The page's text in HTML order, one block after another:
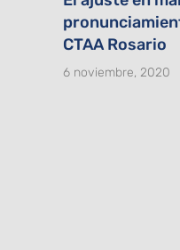
CTAA Rosario
6 noviembre, 2020